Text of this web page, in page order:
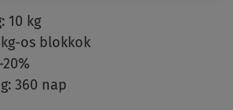
10 kg
kg-os blokkok
360 nap